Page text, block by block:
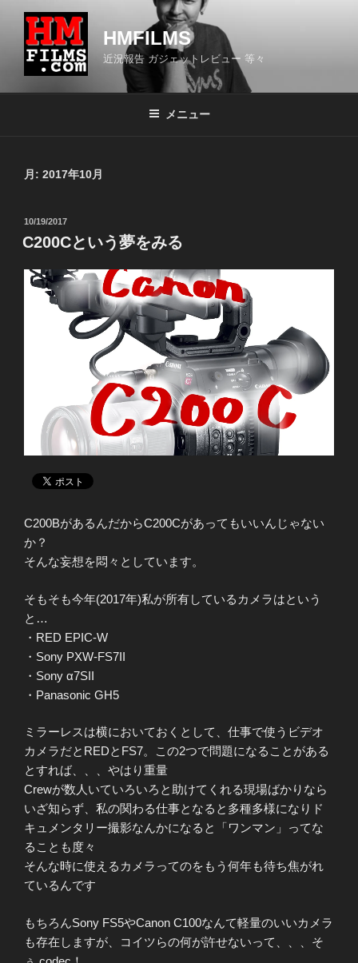
HMFILMS
近況報告 ガジェットレビュー 等々
メニュー
月: 2017年10月
投
稿
日:
10/19/2017
C200Cという夢をみる
C200BがあるんだからC200Cがあってもいいんじゃない
か？
そんな妄想を悶々としています。
そもそも今年(2017年)私が所有しているカメラはという
と…
・RED EPIC-W
・Sony PXW-FS7II
・Sony α7SII
・Panasonic GH5
ミラーレスは横においておくとして、仕事で使うビデオ
カメラだとREDとFS7。この2つで問題になることがある
とすれば、、、やはり重量
Crewが数人いていろいろと助けてくれる現場ばかりなら
いざ知らず、私の関わる仕事となると多種多様になりド
キュメンタリー撮影なんかになると「ワンマン」ってな
ることも度々
そんな時に使えるカメラってのをもう何年も待ち焦がれ
ているんです
もちろんSony FS5やCanon C100なんて軽量のいいカメラ
も存在しますが、コイツらの何が許せないって、、、そ